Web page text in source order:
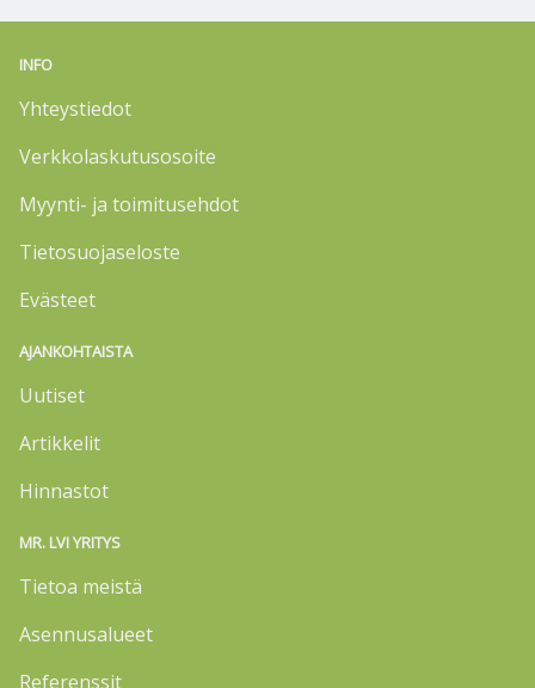
INFO
Yhteystiedot
Verkkolaskutusosoite
Myynti- ja toimitusehdot
Tietosuojaseloste
Evästeet
AJANKOHTAISTA
Uutiset
Artikkelit
Hinnastot
MR. LVI YRITYS
Tietoa meistä
Asennusalueet
Referenssit